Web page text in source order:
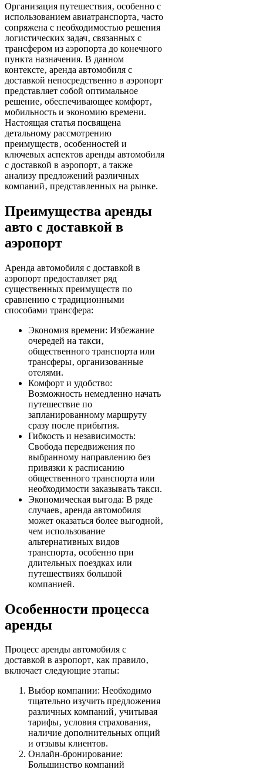
Организация путешествия‚ особенно с
использованием авиатранспорта‚ часто
сопряжена с необходимостью решения
логистических задач‚ связанных с
трансфером из аэропорта до конечного
пункта назначения. В данном
контексте‚ аренда автомобиля с
доставкой непосредственно в аэропорт
представляет собой оптимальное
решение‚ обеспечивающее комфорт‚
мобильность и экономию времени.
Настоящая статья посвящена
детальному рассмотрению
преимуществ‚ особенностей и
ключевых аспектов аренды автомобиля
с доставкой в аэропорт‚ а также
анализу предложений различных
компаний‚ представленных на рынке.
Преимущества аренды
авто с доставкой в
аэропорт
Аренда автомобиля с доставкой в
аэропорт предоставляет ряд
существенных преимуществ по
сравнению с традиционными
способами трансфера:
Экономия времени: Избежание
очередей на такси‚
общественного транспорта или
трансферы‚ организованные
отелями.
Комфорт и удобство:
Возможность немедленно начать
путешествие по
запланированному маршруту
сразу после прибытия.
Гибкость и независимость:
Свобода передвижения по
выбранному направлению без
привязки к расписанию
общественного транспорта или
необходимости заказывать такси.
Экономическая выгода: В ряде
случаев‚ аренда автомобиля
может оказаться более выгодной‚
чем использование
альтернативных видов
транспорта‚ особенно при
длительных поездках или
путешествиях большой
компанией.
Особенности процесса
аренды
Процесс аренды автомобиля с
доставкой в аэропорт‚ как правило‚
включает следующие этапы:
Выбор компании: Необходимо
тщательно изучить предложения
различных компаний‚ учитывая
тарифы‚ условия страхования‚
наличие дополнительных опций
и отзывы клиентов.
Онлайн-бронирование:
Большинство компаний